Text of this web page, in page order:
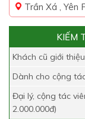
Trần Xá , Yên
KIẾM
Khách cũ giới
Dành cho cộng
Đại lý, cộng tác
2.000.000đ)